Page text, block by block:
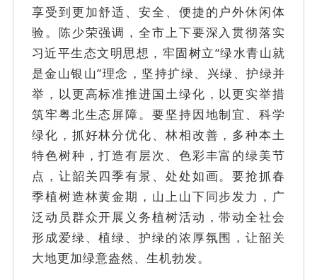
享受到更加舒适、安全、便捷的户外休闲体
验。陈少荣强调，全市上下要深入贯彻落实
习近平生态文明思想，牢固树立“绿水青山就
是金山银山”理念，坚持扩绿、兴绿、护绿并
举，以更高标准推进国土绿化，以更实举措
筑牢粤北生态屏障。要坚持因地制宜、科学
绿化，抓好林分优化、林相改善，多种本土
特色树种，打造有层次、色彩丰富的绿美节
点，让韶关四季有景、处处如画。要抢抓春
季植树造林黄金期，山上山下同步发力，广
泛动员群众开展义务植树活动，带动全社会
形成爱绿、植绿、护绿的浓厚氛围，让韶关
大地更加绿意盎然、生机勃发。